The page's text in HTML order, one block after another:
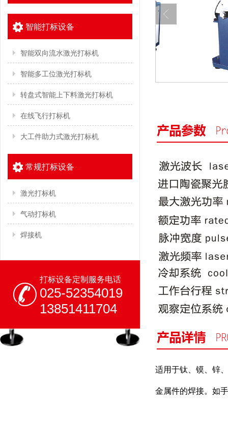
智能打标设备
智能双向流水激光打标机
智能多工位激光打标机
转盘式智能上下料激光打标机
在线飞行打标机
大工件助力式激光打标机
常规打标设备
激光打标机
气动打标机
焊接机
打标设备定制服务电话
025-52354019
13851411704
适用于钛、镆、锌
金属件的焊接。如